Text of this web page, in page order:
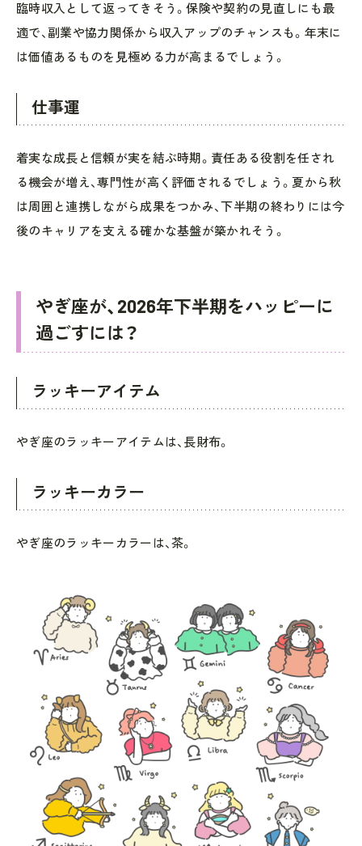
臨時収入として返ってきそう。保険や契約の見直しにも最
適で、副業や協力関係から収入アップのチャンスも。年末に
は価値あるものを見極める力が高まるでしょう。
仕事運
着実な成長と信頼が実を結ぶ時期。責任ある役割を任され
る機会が増え、専門性が高く評価されるでしょう。夏から秋
は周囲と連携しながら成果をつかみ、下半期の終わりには今
後のキャリアを支える確かな基盤が築かれそう。
やぎ座が、2026年下半期をハッピーに
過ごすには？
ラッキーアイテム
やぎ座のラッキーアイテムは、長財布。
ラッキーカラー
やぎ座のラッキーカラーは、茶。